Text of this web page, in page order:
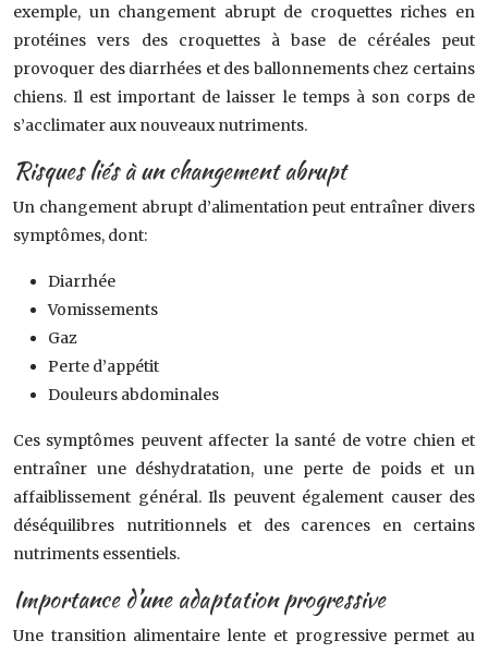
exemple, un changement abrupt de croquettes riches en
protéines vers des croquettes à base de céréales peut
provoquer des diarrhées et des ballonnements chez certains
chiens. Il est important de laisser le temps à son corps de
s’acclimater aux nouveaux nutriments.
Risques liés à un changement abrupt
Un changement abrupt d’alimentation peut entraîner divers
symptômes, dont:
Diarrhée
Vomissements
Gaz
Perte d’appétit
Douleurs abdominales
Ces symptômes peuvent affecter la santé de votre chien et
entraîner une déshydratation, une perte de poids et un
affaiblissement général. Ils peuvent également causer des
déséquilibres nutritionnels et des carences en certains
nutriments essentiels.
Importance d’une adaptation progressive
Une transition alimentaire lente et progressive permet au